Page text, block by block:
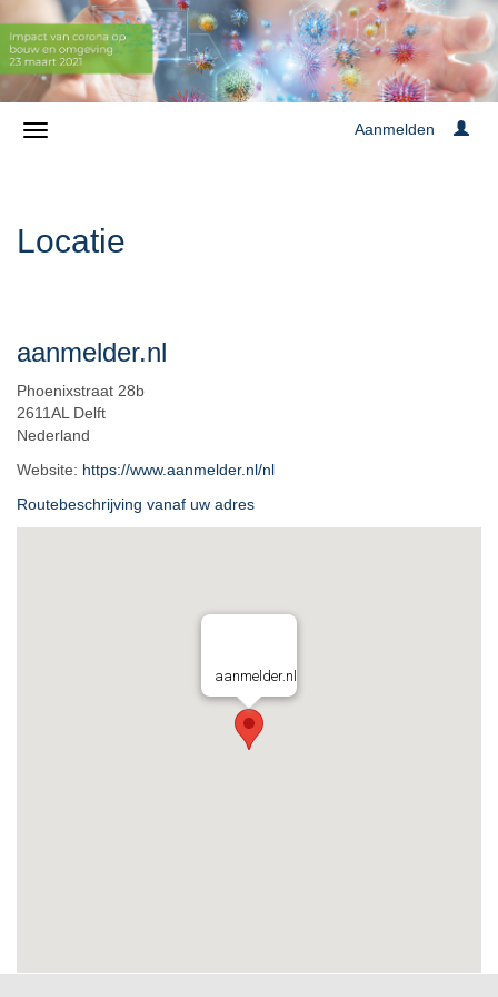
Aanmelden
Locatie
aanmelder.nl
Phoenixstraat 28b
2611AL Delft
Nederland
Website: https://www.aanmelder.nl/nl
Routebeschrijving vanaf uw adres
aanmelder.nl